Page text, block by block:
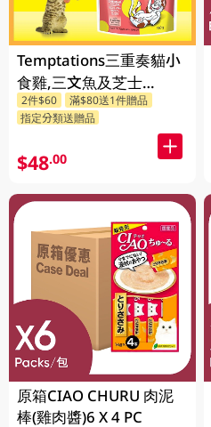
Temptations三重奏貓小
食雞,三文魚及芝士
160GM
2件$60
滿$80送1件贈品
指定分類送贈品
$48.00
原箱CIAO CHURU 肉泥
棒(雞肉醬)6 X 4 PC